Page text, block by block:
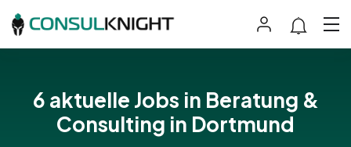
6 aktuelle Jobs in Beratung &
Consulting in Dortmund